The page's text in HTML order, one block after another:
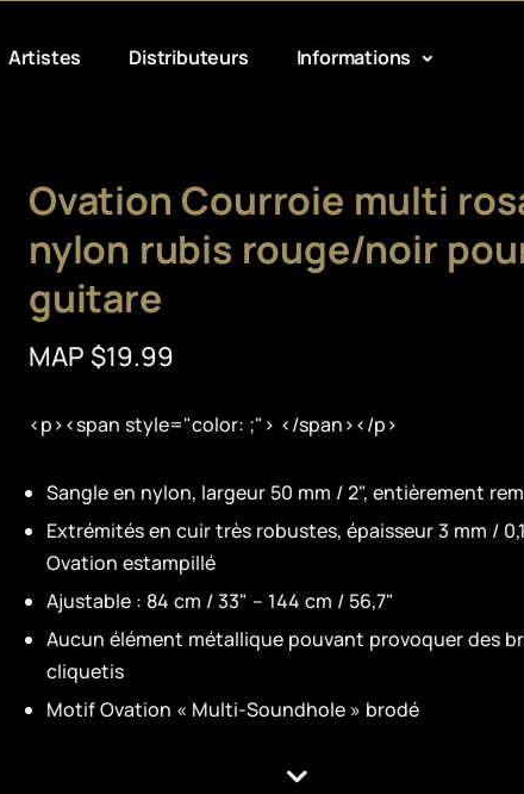
Artistes Distributeurs Informations
Ovation Courroie multi
nylon rubis rouge/noir
guitare
MAP $19.99
<p><span style="color: ;"> </span></p>
Sangle en nylon, largeur 50 mm / 2", entièrement
Extrémités en cuir très robustes, épaisseur 3 mm /
Ovation estampillé
Ajustable : 84 cm / 33" – 144 cm / 56,7"
Aucun élément métallique pouvant provoquer des
cliquetis
Motif Ovation « Multi-Soundhole » brodé